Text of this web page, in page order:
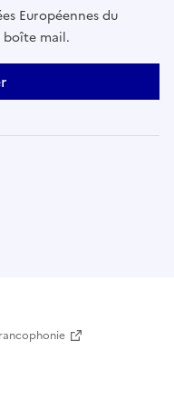
Européennes du
mail.